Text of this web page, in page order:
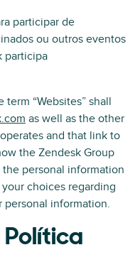
participar de
ou outros eventos
participa
“Websites” shall
as well as the other
and that link to
the Zendesk Group
personal information
choices regarding
personal information.